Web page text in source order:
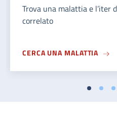
Trova una malattia e l’iter
correlato
CERCA UNA MALATTIA